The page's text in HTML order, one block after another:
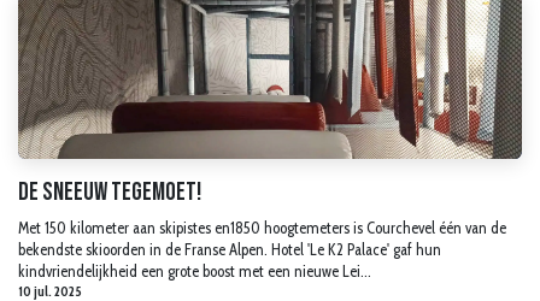
De sneeuw tegemoet!
Met 150 kilometer aan skipistes en1850 hoogtemeters is Courchevel één van de
bekendste skioorden in de Franse Alpen. Hotel 'Le K2 Palace' gaf hun
kindvriendelijkheid een grote boost met een nieuwe Lei...
10 jul. 2025